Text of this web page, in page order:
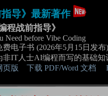
指导》最新著作
程战前指导》
Need before Vibe Coding
费电子书 (2026年5月15日发布)
非IT人士AI编程而写的基础
页版
下载 PDF/Word 文档